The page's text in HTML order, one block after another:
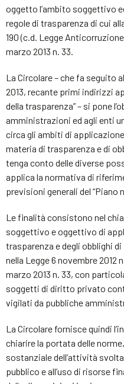
oggetto l’ambito soggettivo
regole di trasparenza di cui
190 (c.d. Legge
marzo 2013 n. 33.
La Circolare – che fa seguito
2013, recante primi indirizzi
della trasparenza” – si pone
amministrazioni ed agli enti
circa gli ambiti di
materia di trasparenza e di
tenga conto delle diverse
applica la normativa di
previsioni generali del “Piano
Le finalità consistono nel
soggettivo e oggettivo di
trasparenza e degli obblighi
nella Legge 6 novembre 2012
marzo 2013 n. 33, con
soggetti di diritto privato
vigilati da pubbliche
La Circolare fornisce quindi
chiarire la portata delle
sostanziale dell’attività
pubblico e all’uso di risorse